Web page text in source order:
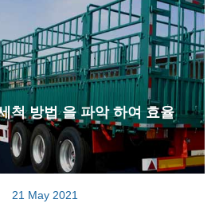
척 방법 을 파악 하여 효율
21 May 2021